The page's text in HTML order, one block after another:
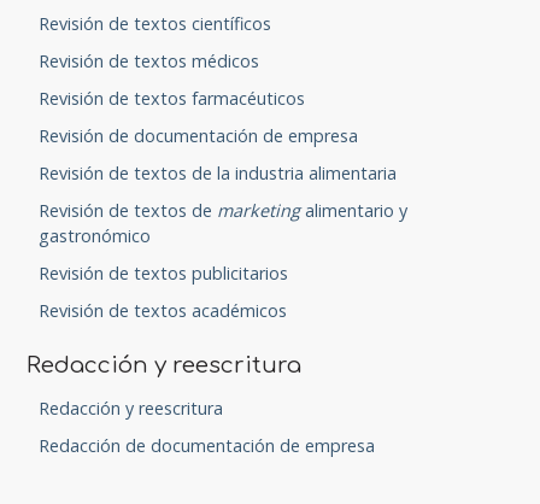
Revisión de textos científicos
Revisión de textos médicos
Revisión de textos farmacéuticos
Revisión de documentación de empresa
Revisión de textos de la industria alimentaria
Revisión de textos de marketingalimentario y
gastronómico
Revisión de textos publicitarios
Revisión de textos académicos
Redacción y reescritura
Redacción y reescritura
Redacción de documentación de empresa